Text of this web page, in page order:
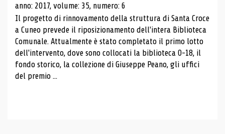
anno: 2017, volume: 35, numero: 6
Il progetto di rinnovamento della struttura di Santa Croce
a Cuneo prevede il riposizionamento dell'intera Biblioteca
Comunale. Attualmente è stato completato il primo lotto
dell'intervento, dove sono collocati la biblioteca 0-18, il
fondo storico, la collezione di Giuseppe Peano, gli uffici
del premio ...